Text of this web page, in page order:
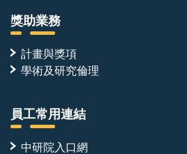
獎助業務
計畫與獎項
學術及研究倫理
員工常用連結
中研院入口網